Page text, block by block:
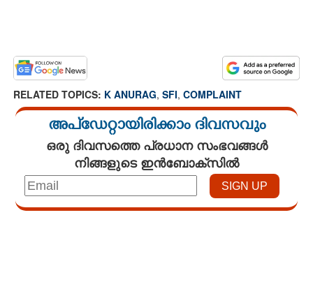
RELATED TOPICS: K ANURAG, SFI, COMPLAINT
അപ്ഡേറ്റായിരിക്കാം ദിവസവും
ഒരു ദിവസത്തെ പ്രധാന സംഭവങ്ങൾ
നിങ്ങളുടെ ഇൻബോക്സിൽ